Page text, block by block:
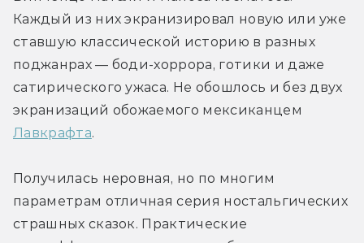
Каждый из них экранизировал новую или уже
ставшую классической историю в разных
поджанрах — боди-хоррора, готики и даже
сатирического ужаса. Не обошлось и без двух
Лавкрафта.
Получилась неровная, но по многим
параметрам отличная серия ностальгических
страшных сказок. Практические